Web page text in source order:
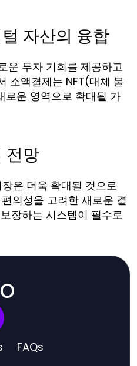
자산의 융합
운 투자 기회를 제공하고
소액결제는 NFT(대체 불
로운 영역으로 확대될 가
전망
은 더욱 확대될 것으로
의성을 고려한 새로운 결
장하는 시스템이 필수로
FAQs